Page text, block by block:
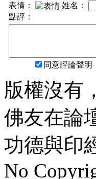
表情： 姓名：
點評：
同意評論聲明
版權沒有
佛友在論
功德與印
No